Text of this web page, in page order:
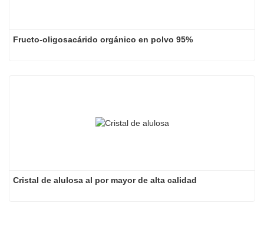
Fructo-oligosacárido orgánico en polvo 95%
Cristal de alulosa al por mayor de alta calidad